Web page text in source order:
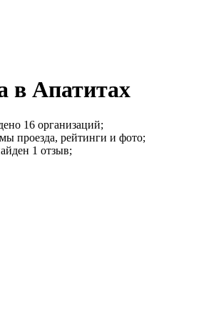
в Апатитах
16 организаций;
проезда, рейтинги и фото;
1 отзыв;